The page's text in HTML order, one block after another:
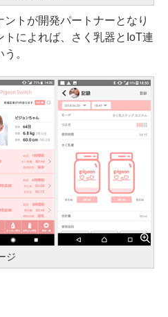
トが開発パートナーとなり
によれば、さく乳器とIoT連
。
ジ